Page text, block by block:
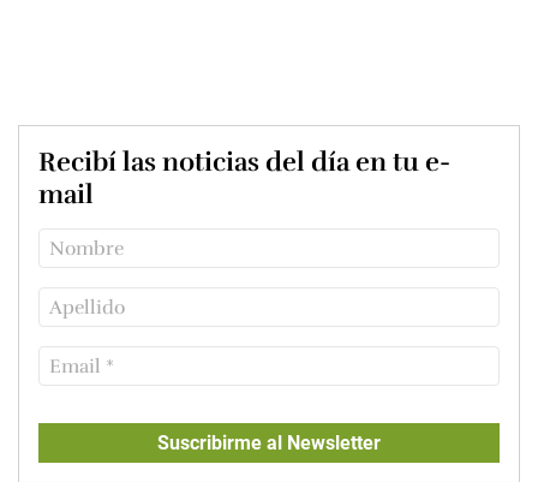
Recibí las noticias del día en tu e-
mail
Suscribirme al Newsletter